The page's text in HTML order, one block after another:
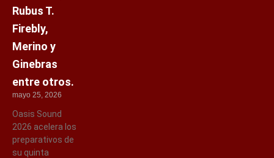
Rubus T.
Firebly,
Merino y
Ginebras
entre otros.
mayo 25, 2026
Oasis Sound
2026 acelera los
preparativos de
su quinta